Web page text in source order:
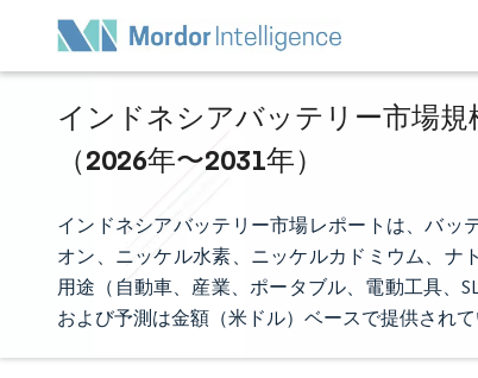
インドネシアバッテリー市場
（2026年〜2031年）
インドネシアバッテリー市場レポートは、バッ
オン、ニッケル水素、ニッケルカドミウム、ナ
用途（自動車、産業、ポータブル、電動工具、
および予測は金額（米ドル）ベースで提供されて